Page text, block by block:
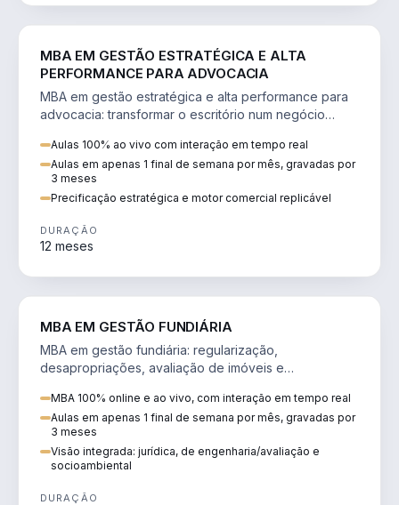
MBA EM GESTÃO ESTRATÉGICA E ALTA
PERFORMANCE PARA ADVOCACIA
MBA em gestão estratégica e alta performance para
advocacia: transformar o escritório num negócio
Aulas 100% ao vivo com interação em tempo real
Aulas em apenas 1 final de semana por mês, gravadas por
3 meses
Precificação estratégica e motor comercial replicável
DURAÇÃO
12 meses
MBA EM GESTÃO FUNDIÁRIA
MBA em gestão fundiária: regularização,
desapropriações, avaliação de imóveis e
MBA 100% online e ao vivo, com interação em tempo real
Aulas em apenas 1 final de semana por mês, gravadas por
3 meses
Visão integrada: jurídica, de engenharia/avaliação e
socioambiental
DURAÇÃO